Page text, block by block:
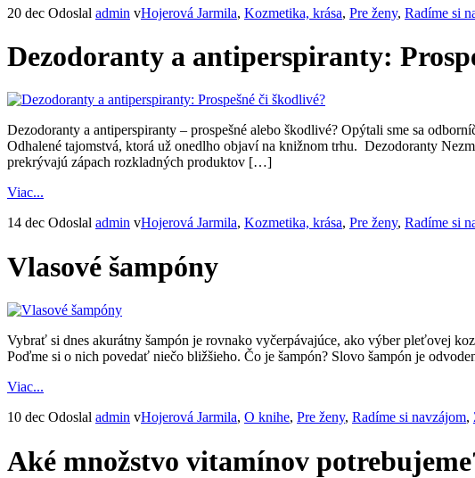
20 dec Odoslal admin vHojerová Jarmila, Kozmetika, krása, Pre ženy, Radíme si
Dezodoranty a antiperspiranty:
Dezodoranty a antiperspiranty – prospešné alebo škodlivé? Opýtali sme sa
Odhalené tajomstvá, ktorá už onedlho objaví na knižnom trhu. Dezodoranty
prekrývajú zápach rozkladných produktov […]
Viac...
14 dec Odoslal admin vHojerová Jarmila, Kozmetika, krása, Pre ženy, Radíme si
Vlasové šampóny
Vybrať si dnes akurátny šampón je rovnako vyčerpávajúce, ako výber pleťovej
Poďme si o nich povedať niečo bližšieho. Čo je šampón? Slovo šampón je
Viac...
10 dec Odoslal admin vHojerová Jarmila, O knihe, Pre ženy, Radíme si navzájom,
Aké množstvo vitamínov